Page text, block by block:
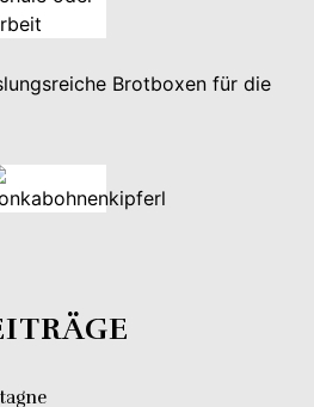
Brotboxen für die